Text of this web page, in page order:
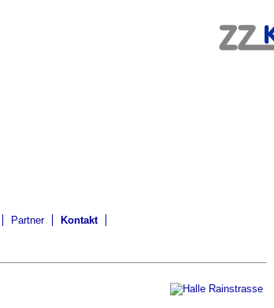
Partner Kontakt